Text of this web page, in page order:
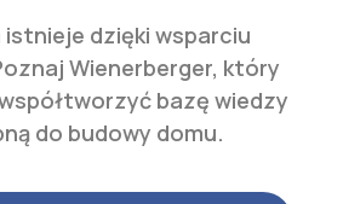
istnieje dzięki wsparciu
Wienerberger, który
bazę wiedzy
do budowy domu.